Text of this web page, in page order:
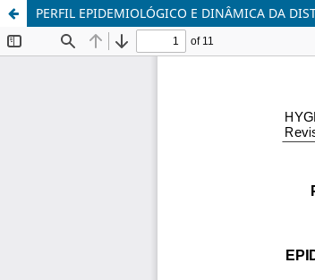
PERFIL EPIDEMIOLÓGICO E DINÂMICA DA